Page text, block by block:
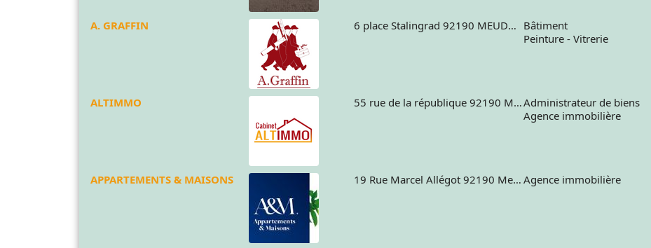
A. GRAFFIN 6 place Stalingrad 92190 MEUDON France Bâtiment
Peinture - Vitrerie
ALTIMMO 55 rue de la république 92190 MEUDON FranceAdministrateur de biens
Agence immobilière
APPARTEMENTS & MAISONS 19 Rue Marcel Allégot 92190 Meudon France Agence immobilière